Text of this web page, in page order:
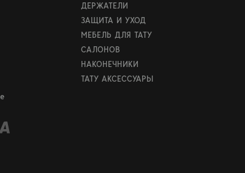
ДЕРЖАТЕЛИ
ЗАЩИТА И УХОД
МЕБЕЛЬ ДЛЯ ТАТУ
САЛОНОВ
НАКОНЕЧНИКИ
ТАТУ АКСЕССУАРЫ